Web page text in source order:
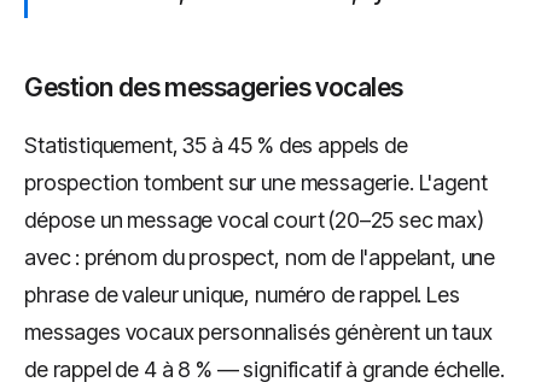
Gestion des messageries vocales
Statistiquement, 35 à 45 % des appels de
prospection tombent sur une messagerie. L'agent
dépose un message vocal court (20–25 sec max)
avec : prénom du prospect, nom de l'appelant, une
phrase de valeur unique, numéro de rappel. Les
messages vocaux personnalisés génèrent un taux
de rappel de 4 à 8 % — significatif à grande échelle.